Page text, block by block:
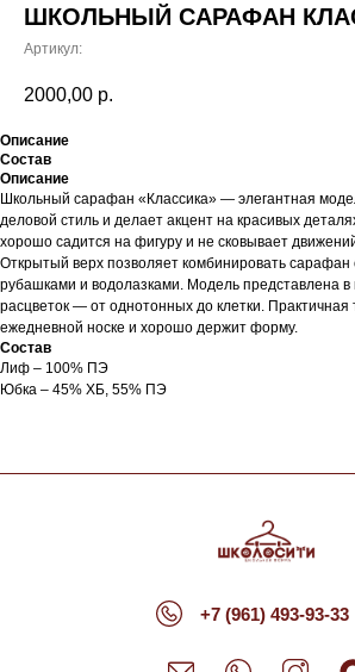
ШКОЛЬНЫЙ САРАФАН
Артикул:
2000,00 р.
Описание
Состав
Описание
Школьный сарафан «Классика» — элегантная
деловой стиль и делает акцент на красивых
хорошо садится на фигуру и не сковывает
Открытый верх позволяет комбинировать сарафан
рубашками и водолазками. Модель представлена
расцветок — от однотонных до клетки. Практичная
ежедневной носке и хорошо держит форму.
Состав
Лиф – 100% ПЭ
Юбка – 45% ХБ, 55% ПЭ
+7 (961) 493-93-33